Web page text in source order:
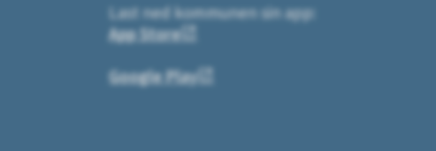
Last ned kommunen sin app:
App Store
Google Play